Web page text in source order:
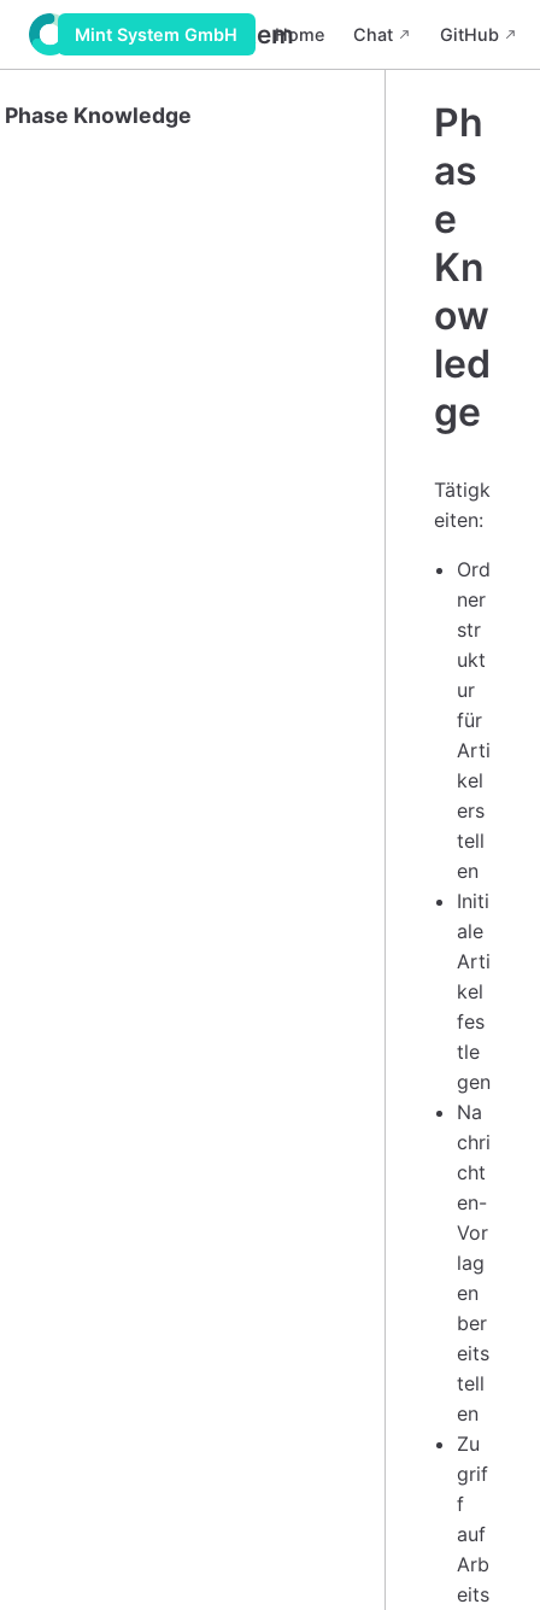
Wiki Mint System
Mint System GmbH Home Chat GitHub
Phase Knowledge
Ph
as
e
Kn
ow
led
ge
Tätigk
eiten:
Ord
ner
str
ukt
ur
für
Arti
kel
ers
tell
en
Initi
ale
Arti
kel
fes
tle
gen
Na
chri
cht
en-
Vor
lag
en
ber
eits
tell
en
Zu
grif
f
auf
Arb
eits